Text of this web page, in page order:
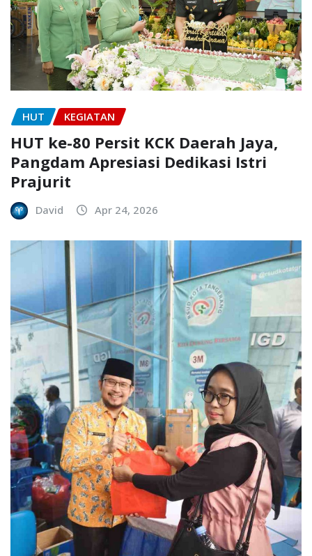
HUT KEGIATAN
HUT ke-80 Persit KCK Daerah Jaya,
Pangdam Apresiasi Dedikasi Istri
Prajurit
David Apr 24, 2026